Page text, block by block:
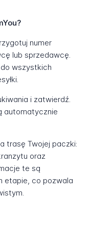
numer
lub sprzedawcę.
wszystkich
i zatwierdź.
automatycznie
trasę Twojej paczki:
oraz
te są
etapie, co pozwala